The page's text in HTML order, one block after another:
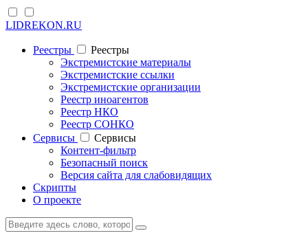
LIDREKON.RU
Реестры
Реестры
Экстремистские материалы
Экстремистские ссылки
Экстремистские организации
Реестр иноагентов
Реестр НКО
Реестр СОНКО
Cервисы
Cервисы
Контент-фильтр
Безопасный поиск
Версия сайта для слабовидящих
Скрипты
О проекте